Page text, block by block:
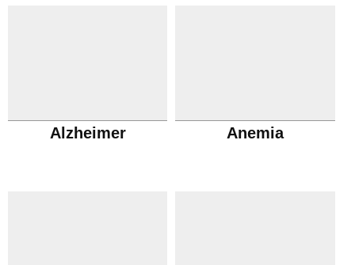
Alzheimer Anemia